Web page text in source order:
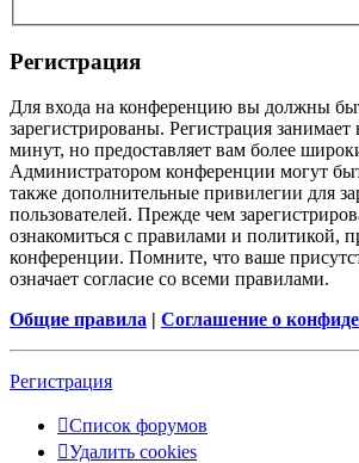
Регистрация
Для входа на конференцию вы должны
зарегистрированы. Регистрация занимает
минут, но предоставляет вам более
Администратором конференции могут
также дополнительные привилегии для
пользователей. Прежде чем
ознакомиться с правилами и политикой,
конференции. Помните, что ваше
означает согласие со всеми правилами.
Общие правила | Соглашение о
Регистрация
Список форумов
Удалить cookies